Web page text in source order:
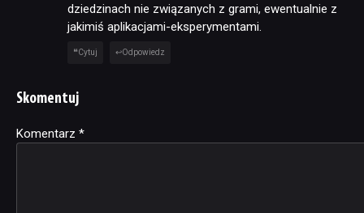
dziedzinach nie związanych z grami, ewentualnie z
jakimiś aplikacjami-eksperymentami.
Cytuj Odpowiedz
Skomentuj
Komentarz *
Alternative: